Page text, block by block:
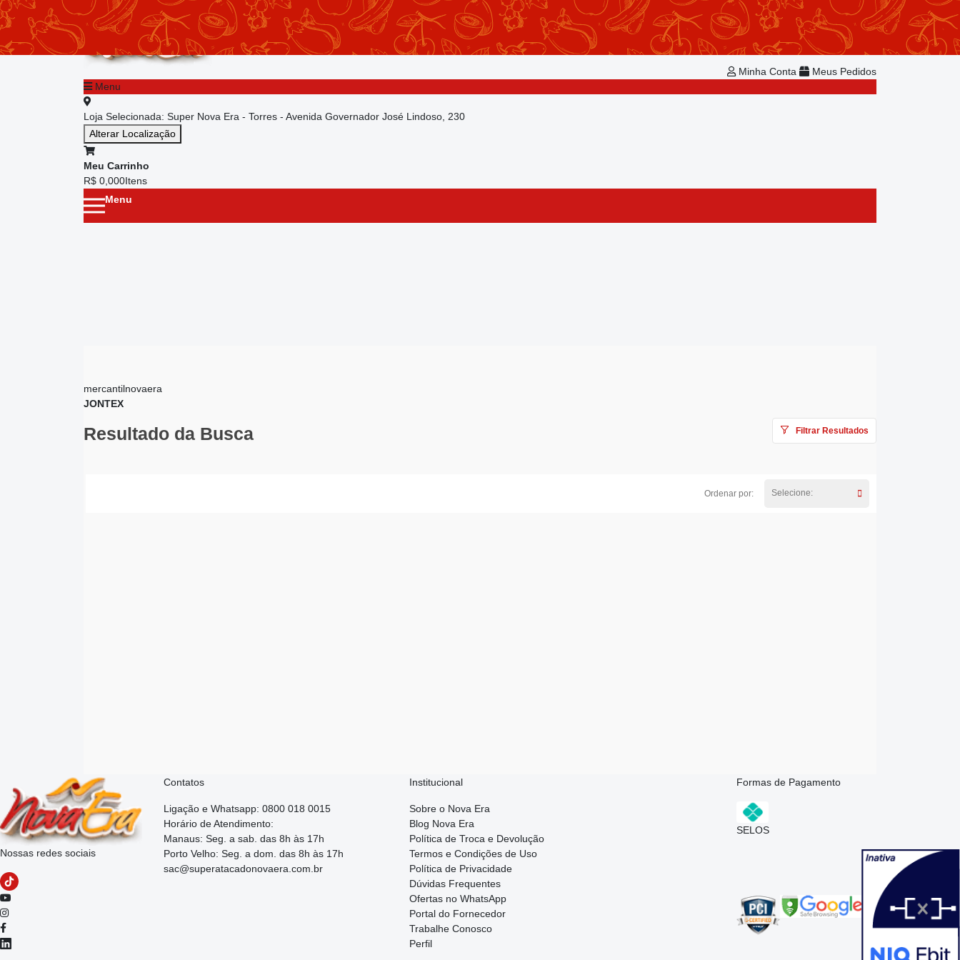
Repetir Pedido
Minha Conta
Bem-vindo!Já é cadastrado?
Minha Conta
Meus Pedidos
Menu
Loja Selecionada: Super Nova Era - Torres - Avenida Governador José Lindoso, 230
Alterar Localização
Meu Carrinho
R$ 0,000Itens
Menu
Menu principal
mercantilnovaera
JONTEX
Resultado da Busca Filtrar Resultados
Ordenar por: Selecione:
Nossas redes sociais
Contatos
Ligação e Whatsapp: 0800 018 0015
Horário de Atendimento:
Manaus: Seg. a sab. das 8h às 17h
Porto Velho: Seg. a dom. das 8h às 17h
sac@superatacadonovaera.com.br
Institucional
Sobre o Nova Era
Blog Nova Era
Política de Troca e Devolução
Termos e Condições de Uso
Política de Privacidade
Dúvidas Frequentes
Ofertas no WhatsApp
Portal do Fornecedor
Trabalhe Conosco
Perfil
Formas de Pagamento
SELOS